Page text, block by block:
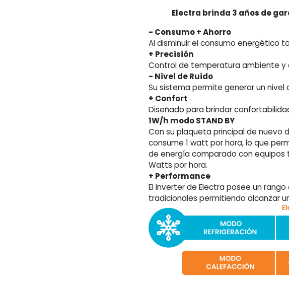
Electra brinda 3 años de
- Consumo + Ahorro
Al disminuir el consumo energético
+ Precisión
Control de temperatura ambiente y
- Nivel de Ruido
Su sistema permite generar un
+ Confort
Diseñado para brindar
1W/h modo STAND BY
Con su plaqueta principal de nuevo
consume 1 watt por hora, lo que
de energía comparado con equipos
Watts por hora.
+ Performance
El Inverter de Electra posee un
tradicionales permitiendo alcanzar